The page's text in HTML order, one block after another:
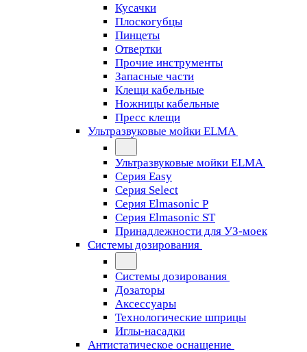
Кусачки
Плоскогубцы
Пинцеты
Отвертки
Прочие инструменты
Запасные части
Клещи кабельные
Ножницы кабельные
Пресс клещи
Ультразвуковые мойки ELMA
Ультразвуковые мойки ELMA
Серия Easy
Серия Select
Серия Elmasonic P
Серия Elmasonic ST
Принадлежности для УЗ-моек
Системы дозирования
Системы дозирования
Дозаторы
Аксессуары
Технологические шприцы
Иглы-насадки
Антистатическое оснащение